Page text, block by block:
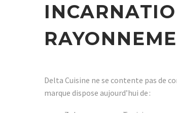
Delta Cuisine ne se contente pas de
marque dispose aujourd’hui de :